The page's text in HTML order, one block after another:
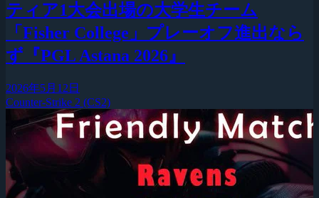
ティア1大会出場の大学生チーム
「Fisher College」プレーオフ進出なら
ず『PGL Astana 2026』
2026年5月12日
Counter-Strike 2 (CS2)